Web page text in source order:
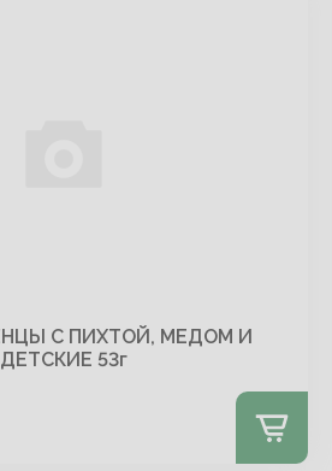
С ПИХТОЙ, МЕДОМ И
53г